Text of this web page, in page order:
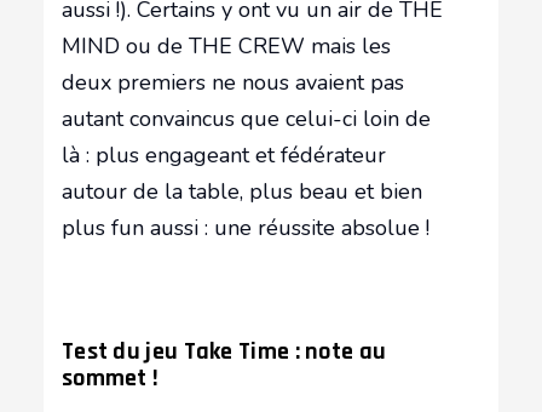
aussi !). Certains y ont vu un air de THE
MIND ou de THE CREW mais les
deux premiers ne nous avaient pas
autant convaincus que celui-ci loin de
là : plus engageant et fédérateur
autour de la table, plus beau et bien
plus fun aussi : une réussite absolue !
Test du jeu Take Time : note au
sommet !